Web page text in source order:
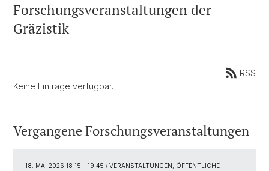
Forschungsveranstaltungen der
Gräzistik
RSS
Keine Einträge verfügbar.
Vergangene Forschungsveranstaltungen
18. MAI 2026 18:15 - 19:45 / VERANSTALTUNGEN, ÖFFENTLICHE